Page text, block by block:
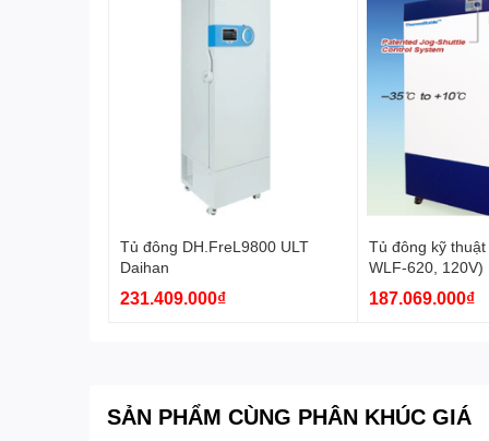
- Màn hình cảm ứng TFT
Cung cấp:
- 1 hướng dẫn sử dụng
Tủ đông DH.FreL9800 ULT
Daihan
231.409.000₫
Tủ đông kỹ
WLF-620, 120V)
Daihan
187.069.000₫
SẢN PHẨM CÙNG PHÂN KHÚC GIÁ